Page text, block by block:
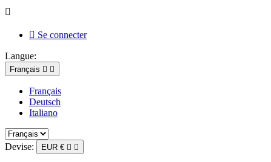

 Se connecter
Langue:
Français  
Français
Deutsch
Italiano
Devise: EUR €  